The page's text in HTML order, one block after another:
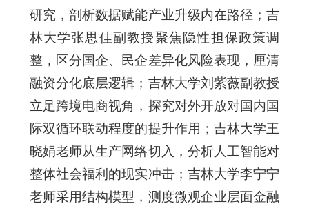
研究，剖析数据赋能产业升级内在路径；吉
林大学张思佳副教授聚焦隐性担保政策调
整，区分国企、民企差异化风险表现，厘清
融资分化底层逻辑；吉林大学刘紫薇副教授
立足跨境电商视角，探究对外开放对国内国
际双循环联动程度的提升作用；吉林大学王
晓娟老师从生产网络切入，分析人工智能对
整体社会福利的现实冲击；吉林大学李宁宁
老师采用结构模型，测度微观企业层面金融